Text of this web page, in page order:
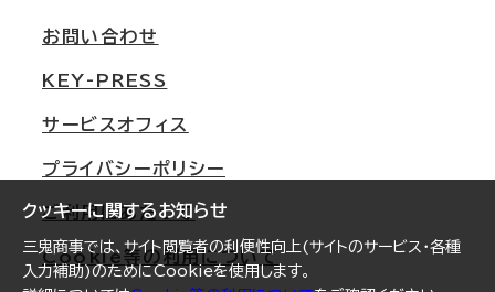
クッキーに関するお知らせ
三鬼商事では、サイト閲覧者の利便性向上(サイトのサービス・各種
入力補助)のためにCookieを使用します。
オフィス移転Q&A
大阪
名古屋
札幌
仙台
横浜
お問い合わせ
KEY-PRESS
サービスオフィス
プライバシーポリシー
ご利用にあたって
Cookie等の利用について